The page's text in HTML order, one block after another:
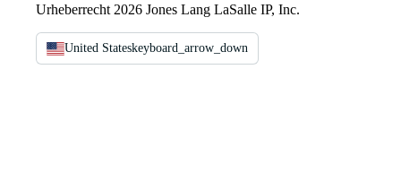
Urheberrecht 2026 Jones Lang LaSalle IP, Inc.
United Stateskeyboard_arrow_down